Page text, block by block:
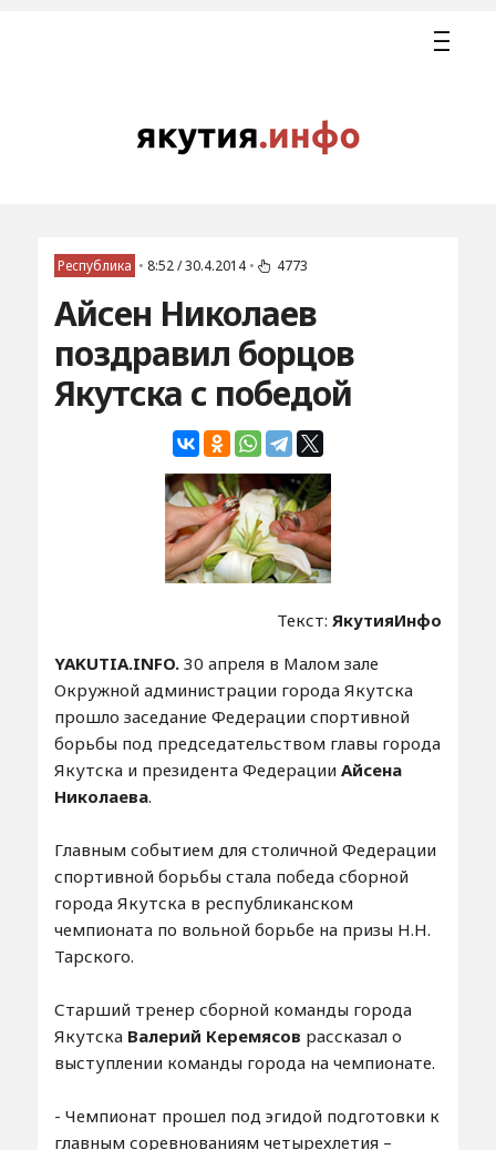
Республика • 8:52 / 30.4.2014 • 4773
Айсен Николаев
поздравил борцов
Якутска с победой
Текст:ЯкутияИнфо
YAKUTIA.INFO. 30 апреля в Малом зале
Окружной администрации города Якутска
прошло заседание Федерации спортивной
борьбы под председательством главы города
Якутска и президента Федерации Айсена
Николаева.
Главным событием для столичной Федерации
спортивной борьбы стала победа сборной
города Якутска в республиканском
чемпионата по вольной борьбе на призы Н.Н.
Тарского.
Старший тренер сборной команды города
Якутска Валерий Керемясов рассказал о
выступлении команды города на чемпионате.
- Чемпионат прошел под эгидой подготовки к
главным соревнованиям четырехлетия –